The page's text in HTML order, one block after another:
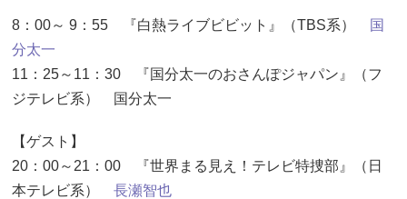
8：00～ 9：55 『白熱ライブビビット』（TBS系）
国
分太一
11：25～11：30 『国分太一のおさんぽジャパン』（フ
ジテレビ系） 国分太一
【ゲスト】
20：00～21：00 『世界まる見え！テレビ特捜部』（日
本テレビ系） 長瀬智也